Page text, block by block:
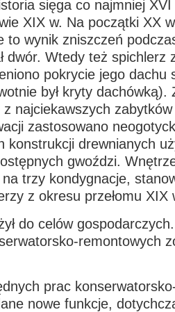
sięga co najmniej XVI
XIX w. Na początki XX
to wynik zniszczeń
dwór. Wtedy też spichlerz
pokrycie jego dachu
był kryty dachówką).
najciekawszych
zastosowano
konstrukcji drewnianych
gwoździ.
trzy kondygnacje,
z okresu przełomu XIX
do celów
remontowych
prac
nowe funkcje,